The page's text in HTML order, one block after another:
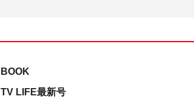
BOOK
TV LIFE最新号